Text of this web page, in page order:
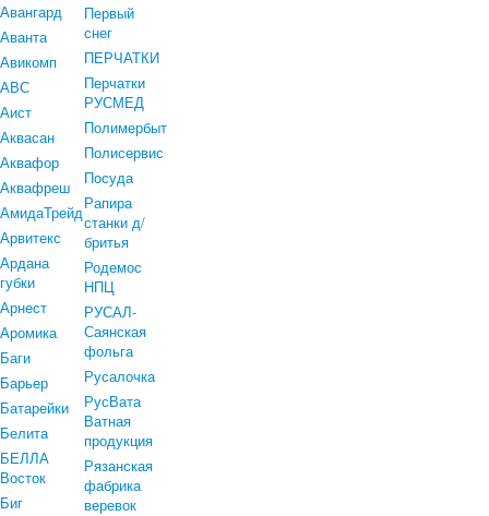
Авангард
Аванта
Авикомп
АВС
Аист
Аквасан
Аквафор
Аквафреш
АмидаТрейд
Арвитекс
Ардана
губки
Арнест
Аромика
Баги
Барьер
Батарейки
Белита
БЕЛЛА
Восток
Биг
Первый
снег
ПЕРЧАТКИ
Перчатки
РУСМЕД
Полимербыт
Полисервис
Посуда
Рапира
станки д/
бритья
Родемос
НПЦ
РУСАЛ-
Саянская
фольга
Русалочка
РусВата
Ватная
продукция
Рязанская
фабрика
веревок